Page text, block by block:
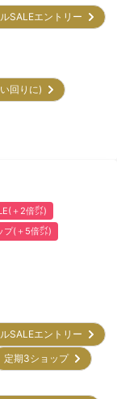
SALEエントリー
い回りに)
＋2倍㌽)
プ(＋5倍㌽)
SALEエントリー
定期3ショップ